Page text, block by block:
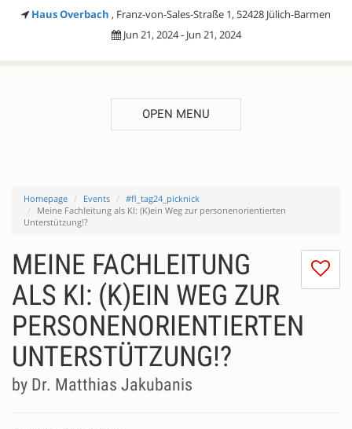
Haus Overbach , Franz-von-Sales-Straße 1, 52428 Jülich-Barmen
Jun 21, 2024 - Jun 21, 2024
OPEN MENU
Homepage Events
#fl_tag24_picknick
Meine Fachleitung als KI: (K)ein Weg zur personenorientierten
Unterstützung!?
I
MEINE FACHLEITUNG
ALS KI: (K)EIN WEG ZUR
PERSONENORIENTIERTEN
UNTERSTÜTZUNG!?
by Dr. Matthias Jakubanis